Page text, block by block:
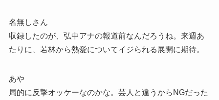
名無しさん
収録したのが、弘中アナの報道前なんだろうね。来週あ
たりに、若林から熱愛についてイジられる展開に期待。
あや
局的に反撃オッケーなのかな。芸人と違うからNGだった